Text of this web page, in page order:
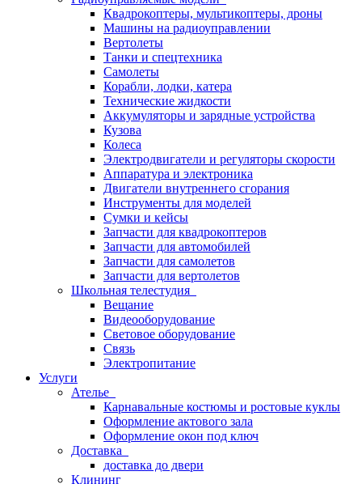
Квадрокоптеры, мультикоптеры, дроны
Машины на радиоуправлении
Вертолеты
Танки и спецтехника
Самолеты
Корабли, лодки, катера
Технические жидкости
Аккумуляторы и зарядные устройства
Кузова
Колеса
Электродвигатели и регуляторы скорости
Аппаратура и электроника
Двигатели внутреннего сгорания
Инструменты для моделей
Сумки и кейсы
Запчасти для квадрокоптеров
Запчасти для автомобилей
Запчасти для самолетов
Запчасти для вертолетов
Школьная телестудия
Вещание
Видеооборудование
Световое оборудование
Связь
Электропитание
Услуги
Ателье
Карнавальные костюмы и ростовые куклы
Оформление актового зала
Оформление окон под ключ
Доставка
доставка до двери
Клининг